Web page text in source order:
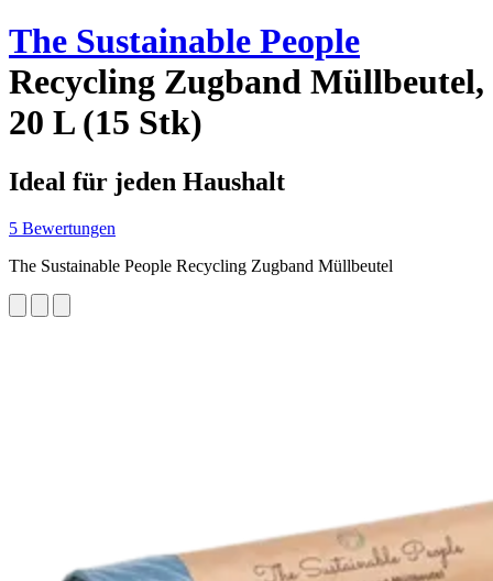
The Sustainable People
Recycling Zugband Müllbeutel,
20 L (15 Stk)
Ideal für jeden Haushalt
5 Bewertungen
The Sustainable People Recycling Zugband Müllbeutel